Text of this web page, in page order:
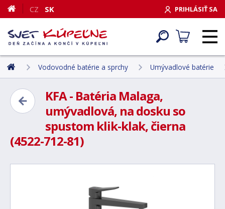
PRIHLÁSIŤ SA
CZ SK
Vodovodné batérie a sprchy Umývadlové batérie
KFA - Batéria Malaga,
umývadlová, na dosku so
spustom klik-klak, čierna
(4522-712-81)